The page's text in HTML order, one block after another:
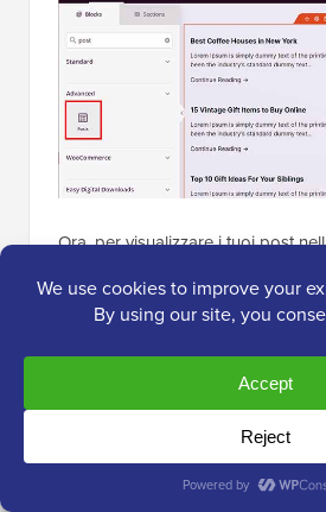
Ora, per visualizzare i tuoi post
dalla colonna di sinistra.
Dopodiché, potrai scegliere il
selezionare l'ordine, configurare la
utilizzare le colonne e altro ancora.
Una volta soddisfatto, non